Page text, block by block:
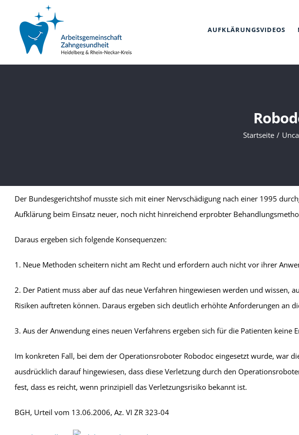
springen
AUFKLÄRUNGSVIDEOS
Startseite
Der Bundesgerichtshof musste sich mit einer Nervschädigung nach einer 1995
Aufklärung beim Einsatz neuer, noch nicht hinreichend erprobter
Daraus ergeben sich folgende Konsequenzen:
1. Neue Methoden scheitern nicht am Recht und erfordern auch nicht vor ihrer
2. Der Patient muss aber auf das neue Verfahren hingewiesen werden und wissen,
Risiken auftreten können. Daraus ergeben sich deutlich erhöhte Anforderungen an
3. Aus der Anwendung eines neuen Verfahrens ergeben sich für die Patienten keine
Im konkreten Fall, bei dem der Operationsroboter Robodoc eingesetzt wurde, war
ausdrücklich darauf hingewiesen, dass diese Verletzung durch den
fest, dass es reicht, wenn prinzipiell das Verletzungsrisiko bekannt ist.
BGH, Urteil vom 13.06.2006, Az. VI ZR 323-04